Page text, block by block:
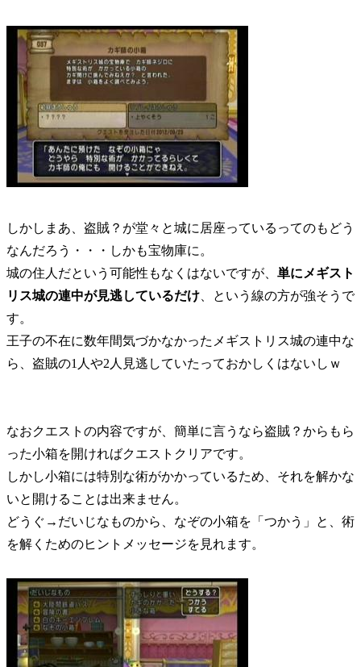
しかしまあ、盗賊？が堂々と城に居座っているってのもどう
なんだろう・・・しかも宝物庫に。
城の住人だという可能性もなくはないですが、 単にメギスト
リス城の連中が見逃しているだけ 、という線の方が強そうで
す。
王子の不在に数年間気づかなかったメギストリス城の連中な
ら、盗賊の1人や2人見逃していたっておかしくはないしｗ
なおクエストの内容ですが、簡単に言うなら盗賊？からもら
った小箱を開ければクエストクリアです。
しかし小箱には特別な術がかかっているため、それを解かな
いと開けることは出来ません。
どうぐ→だいじなものから、なぞの小箱を「つかう」と、術
を解くためのヒントメッセージを見れます。